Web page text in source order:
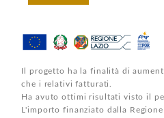
Il progetto ha la finalità di
che i relativi fatturati.
Ha avuto ottimi risultati visto il
L'importo finanziato dalla